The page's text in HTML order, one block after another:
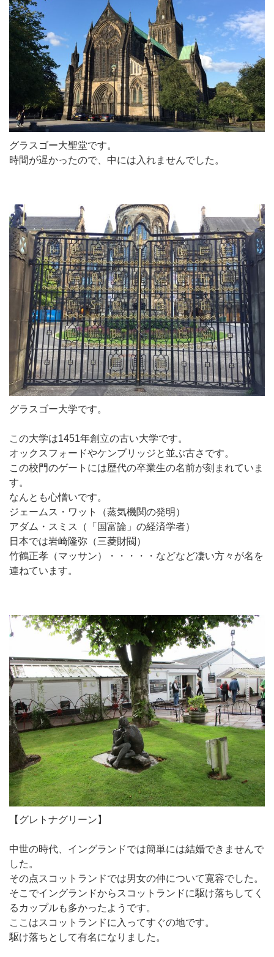
グラスゴー大聖堂です。
時間が遅かったので、中には入れませんでした。
グラスゴー大学です。
この大学は1451年創立の古い大学です。
オックスフォードやケンブリッジと並ぶ古さです。
この校門のゲートには歴代の卒業生の名前が刻まれていま
す。
なんとも心憎いです。
ジェームス・ワット（蒸気機関の発明）
アダム・スミス（「国富論」の経済学者）
日本では岩崎隆弥（三菱財閥）
竹鶴正孝（マッサン）・・・・・などなど凄い方々が名を
連ねています。
【グレトナグリーン】
中世の時代、イングランドでは簡単には結婚できませんで
した。
その点スコットランドでは男女の仲について寛容でした。
そこでイングランドからスコットランドに駆け落ちしてく
るカップルも多かったようです。
ここはスコットランドに入ってすぐの地です。
駆け落ちとして有名になりました。